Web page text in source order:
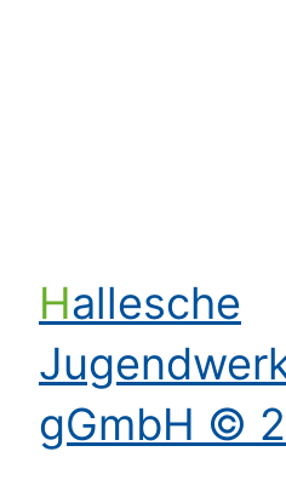
Hallesche
gGmbH ©